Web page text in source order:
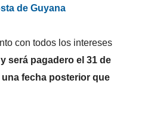
de Guyana
con todos los intereses
será pagadero el 31 de
fecha posterior que